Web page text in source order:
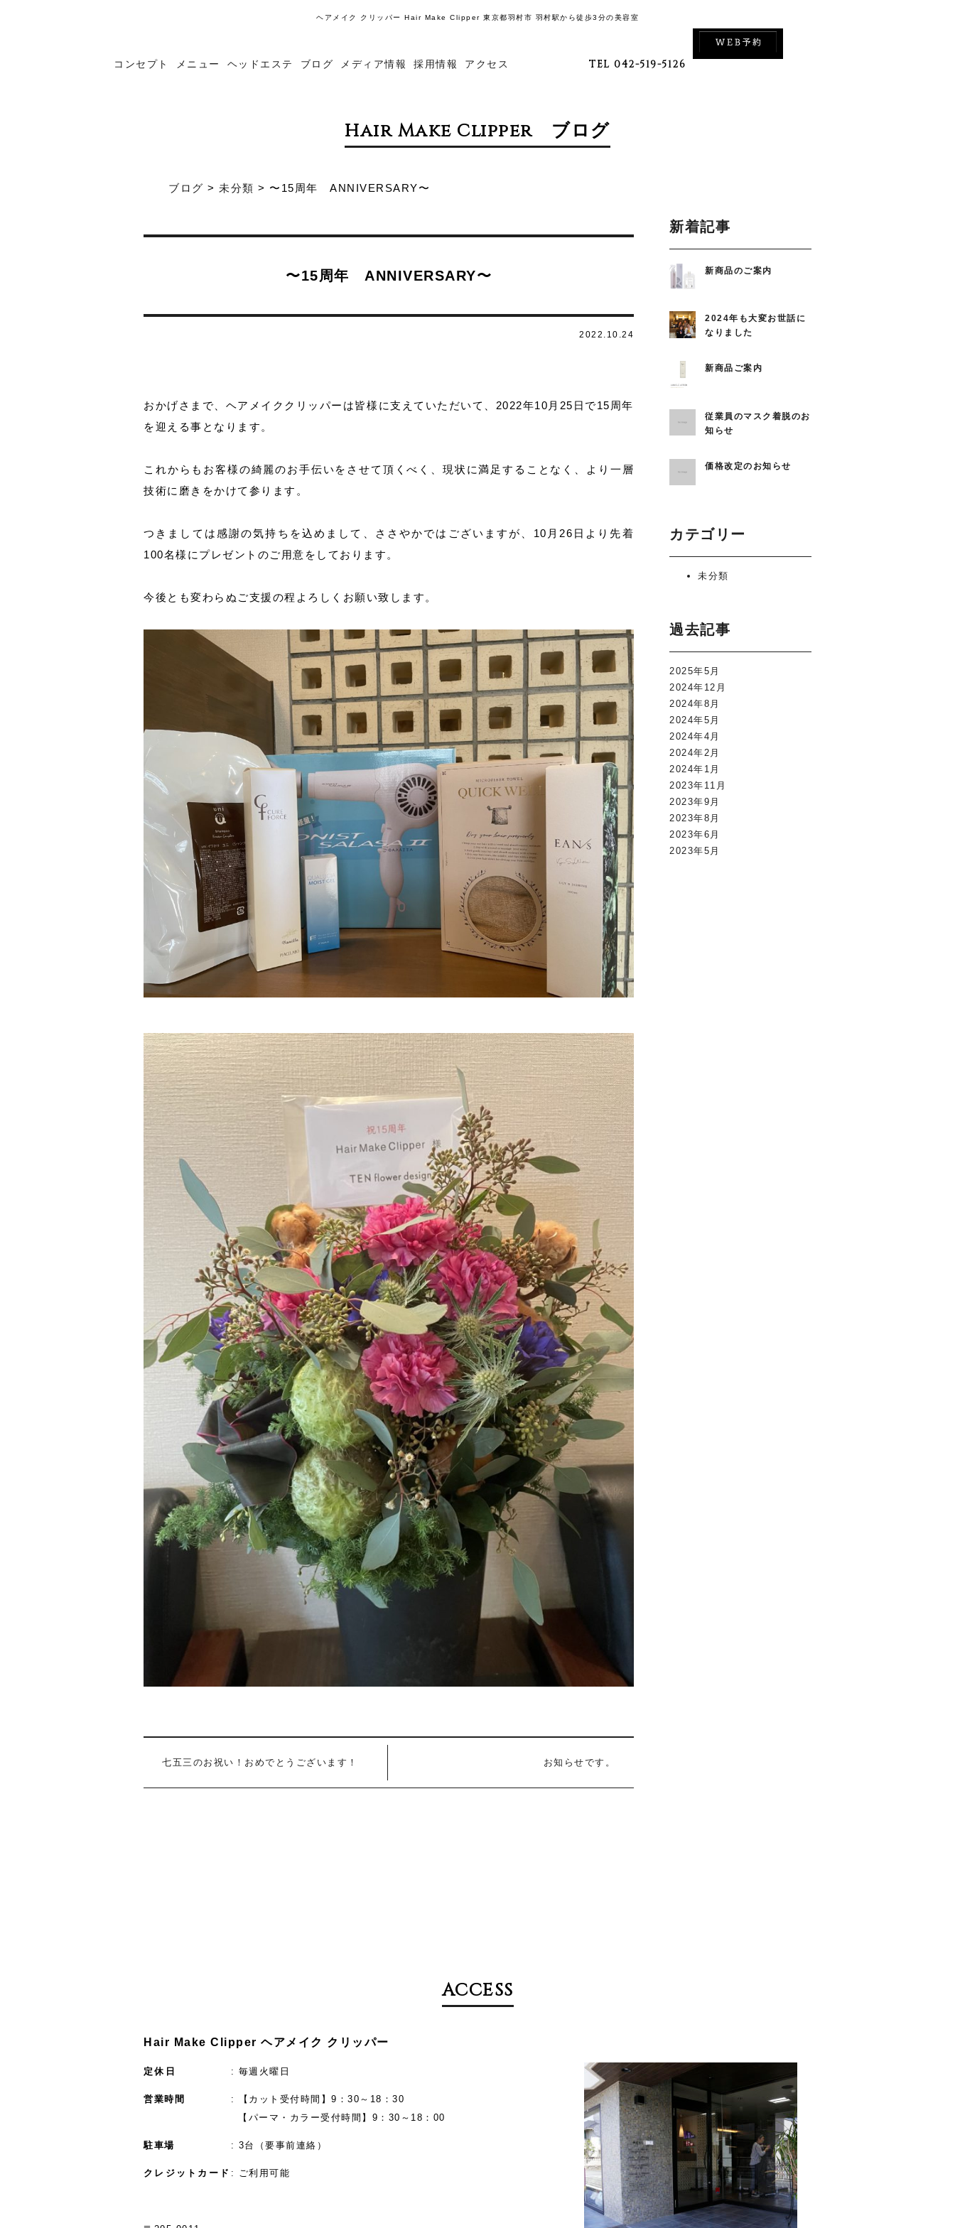
ヘアメイク クリッパー Hair Make Clipper 東京都羽村市 羽村駅から徒歩3分の美容室
コンセプト メニュー ヘッドエステ ブログ メディア情報 採用情報 アクセス TEL 042-519-5126
Hair Make Clipper ブログ
ブログ > 未分類 > 〜15周年 ANNIVERSARY〜
〜15周年 ANNIVERSARY〜
2022.10.24
おかげさまで、ヘアメイククリッパーは皆様に支えていただいて、2022年10月25日で15周年
を迎える事となります。
これからもお客様の綺麗のお手伝いをさせて頂くべく、現状に満足することなく、より一層
技術に磨きをかけて参ります。
つきましては感謝の気持ちを込めまして、ささやかではございますが、10月26日より先着
100名様にプレゼントのご用意をしております。
今後とも変わらぬご支援の程よろしくお願い致します。
七五三のお祝い！おめでとうございます！ お知らせです。
新着記事
新商品のご案内
2024年も大変お世話に
なりました
新商品ご案内
従業員のマスク着脱のお
知らせ
価格改定のお知らせ
カテゴリー
未分類
過去記事
2025年5月
2024年12月
2024年8月
2024年5月
2024年4月
2024年2月
2024年1月
2023年11月
2023年9月
2023年8月
2023年6月
2023年5月
ACCESS
Hair Make Clipper ヘアメイク クリッパー
定休日 毎週火曜日
営業時間
【カット受付時間】9：30～18：30
【パーマ・カラー受付時間】9：30～18：00
駐車場 3台（要事前連絡）
クレジットカード ご利用可能